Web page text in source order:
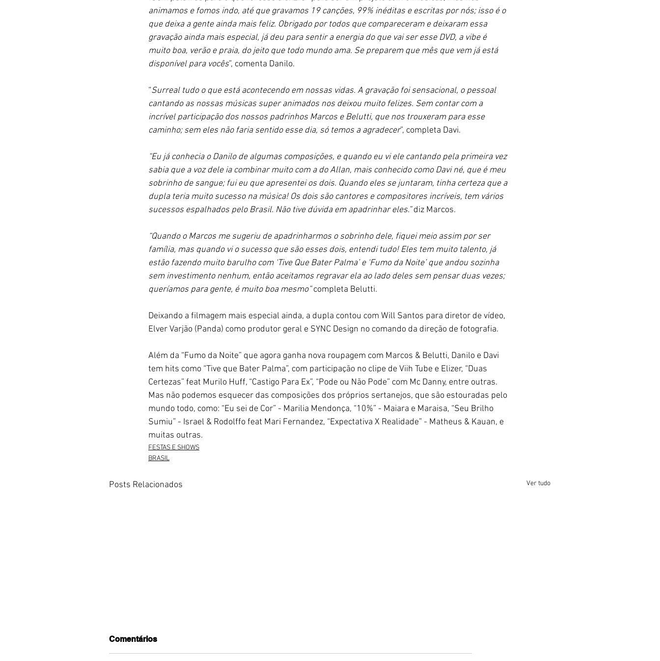
animamos e fomos indo, até que gravamos 19 canções, 99% inéditas e escritas por nós; isso é o
que deixa a gente ainda mais feliz. Obrigado por todos que compareceram e deixaram essa
gravação ainda mais especial, já deu para sentir a energia do que vai ser esse DVD, a vibe é
muito boa, verão e praia, do jeito que todo mundo ama. Se preparem que mês que vem já está
disponível para vocês”, comenta Danilo.
“Surreal tudo o que está acontecendo em nossas vidas. A gravação foi sensacional, o pessoal
cantando as nossas músicas super animados nos deixou muito felizes. Sem contar com a
incrível participação dos nossos padrinhos Marcos e Belutti, que nos trouxeram para esse
caminho; sem eles não faria sentido esse dia, só temos a agradecer”, completa Davi.
“Eu já conhecia o Danilo de algumas composições, e quando eu vi ele cantando pela primeira vez
sabia que a voz dele ia combinar muito com a do Allan, mais conhecido como Davi né, que é meu
sobrinho de sangue; fui eu que apresentei os dois. Quando eles se juntaram, tinha certeza que a
dupla teria muito sucesso na música! Os dois são cantores e compositores incríveis, tem vários
sucessos espalhados pelo Brasil. Não tive dúvida em apadrinhar eles.” diz Marcos.
“Quando o Marcos me sugeriu de apadrinharmos o sobrinho dele, fiquei meio assim por ser
família, mas quando vi o sucesso que são esses dois, entendi tudo! Eles tem muito talento, já
estão fazendo muito barulho com ‘Tive Que Bater Palma’ e ‘Fumo da Noite’ que andou sozinha
sem investimento nenhum, então aceitamos regravar ela ao lado deles sem pensar duas vezes;
queríamos para gente, é muito boa mesmo” completa Belutti.
Deixando a filmagem mais especial ainda, a dupla contou com Will Santos para diretor de vídeo,
Elver Varjão (Panda) como produtor geral e SYNC Design no comando da direção de fotografia.
Além da “Fumo da Noite” que agora ganha nova roupagem com Marcos & Belutti, Danilo e Davi
tem hits como “Tive que Bater Palma”, com participação no clipe de Viih Tube e Elizer, “Duas
Certezas” feat Murilo Huff, “Castigo Para Ex”, “Pode ou Não Pode” com Mc Danny, entre outras.
Mas não podemos esquecer das composições dos próprios sertanejos, que são estouradas pelo
mundo todo, como: “Eu sei de Cor” - Marilia Mendonça, “10%” - Maiara e Maraisa, “Seu Brilho
Sumiu” - Israel & Rodolffo feat Mari Fernandez, “Expectativa X Realidade” - Matheus & Kauan, e
muitas outras.
FESTAS E SHOWS
BRASIL
Posts Relacionados Ver tudo
Comentários